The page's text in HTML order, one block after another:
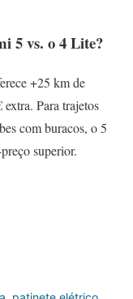
5 vs. o 4 Lite?
+25 km de
Para trajetos
com buracos, o 5
superior.